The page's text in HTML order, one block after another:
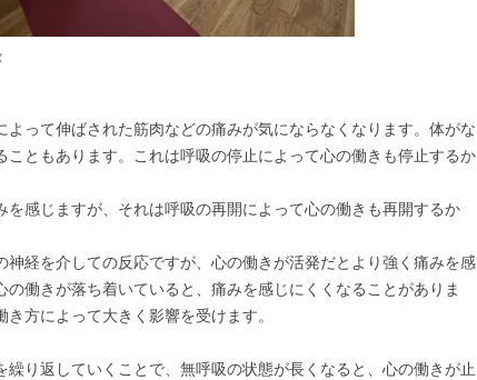
って伸ばされた筋肉などの痛みが気にならなくなります。体がな
こともあります。これは呼吸の停止によって心の働きも停止するか
を感じますが、それは呼吸の再開によって心の働きも再開するか
神経を介しての反応ですが、心の働きが活発だとより強く痛みを感
の働きが落ち着いていると、痛みを感じにくくなることがありま
方によって大きく影響を受けます。
繰り返していくことで、無呼吸の状態が長くなると、心の働きが止